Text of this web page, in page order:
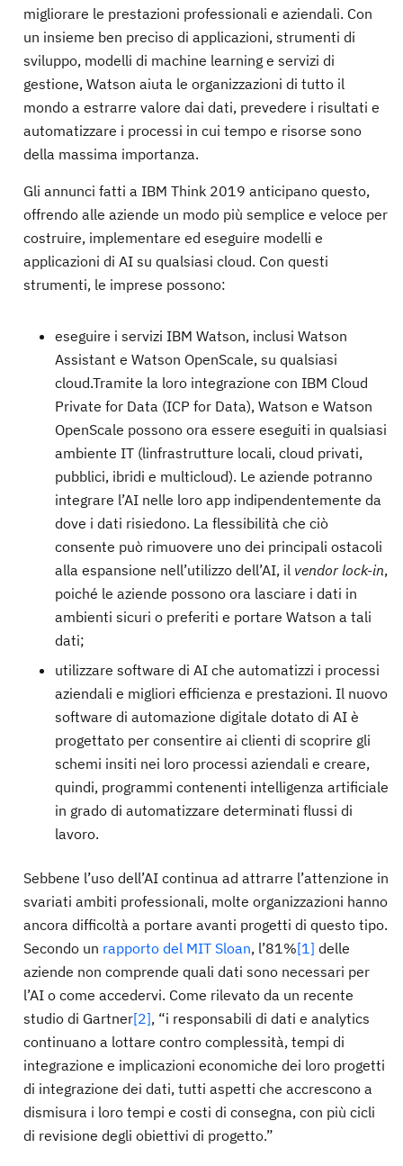
migliorare le prestazioni professionali e aziendali. Con
un insieme ben preciso di applicazioni, strumenti di
sviluppo, modelli di machine learning e servizi di
gestione, Watson aiuta le organizzazioni di tutto il
mondo a estrarre valore dai dati, prevedere i risultati e
automatizzare i processi in cui tempo e risorse sono
della massima importanza.
Gli annunci fatti a IBM Think 2019 anticipano questo,
offrendo alle aziende un modo più semplice e veloce per
costruire, implementare ed eseguire modelli e
applicazioni di AI su qualsiasi cloud. Con questi
strumenti, le imprese possono:
eseguire i servizi IBM Watson, inclusi Watson
Assistant e Watson OpenScale, su qualsiasi
cloud.Tramite la loro integrazione con IBM Cloud
Private for Data (ICP for Data), Watson e Watson
OpenScale possono ora essere eseguiti in qualsiasi
ambiente IT (linfrastrutture locali, cloud privati,
pubblici, ibridi e multicloud). Le aziende potranno
integrare l’AI nelle loro app indipendentemente da
dove i dati risiedono. La flessibilità che ciò
consente può rimuovere uno dei principali ostacoli
alla espansione nell’utilizzo dell’AI, il vendor lock-in,
poiché le aziende possono ora lasciare i dati in
ambienti sicuri o preferiti e portare Watson a tali
dati;
utilizzare software di AI che automatizzi i processi
aziendali e migliori efficienza e prestazioni. Il nuovo
software di automazione digitale dotato di AI è
progettato per consentire ai clienti di scoprire gli
schemi insiti nei loro processi aziendali e creare,
quindi, programmi contenenti intelligenza artificiale
in grado di automatizzare determinati flussi di
lavoro.
Sebbene l’uso dell’AI continua ad attrarre l’attenzione in
svariati ambiti professionali, molte organizzazioni hanno
ancora difficoltà a portare avanti progetti di questo tipo.
Secondo un rapporto del MIT Sloan, l’81%[1] delle
aziende non comprende quali dati sono necessari per
l’AI o come accedervi. Come rilevato da un recente
studio di Gartner[2], “i responsabili di dati e analytics
continuano a lottare contro complessità, tempi di
integrazione e implicazioni economiche dei loro progetti
di integrazione dei dati, tutti aspetti che accrescono a
dismisura i loro tempi e costi di consegna, con più cicli
di revisione degli obiettivi di progetto.”